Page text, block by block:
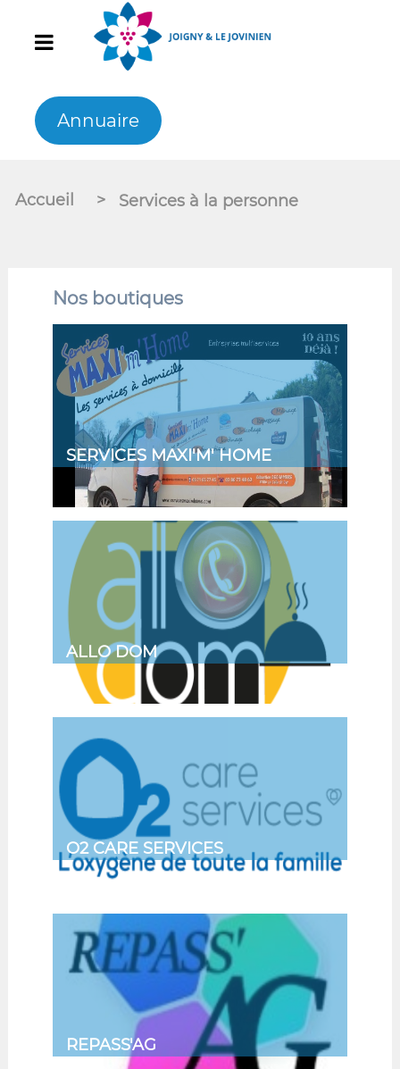
Annuaire
Accueil > Services à la personne
Nos boutiques
SERVICES MAXI'M' HOME
ALLO DOM
O2 CARE SERVICES
REPASS'AG